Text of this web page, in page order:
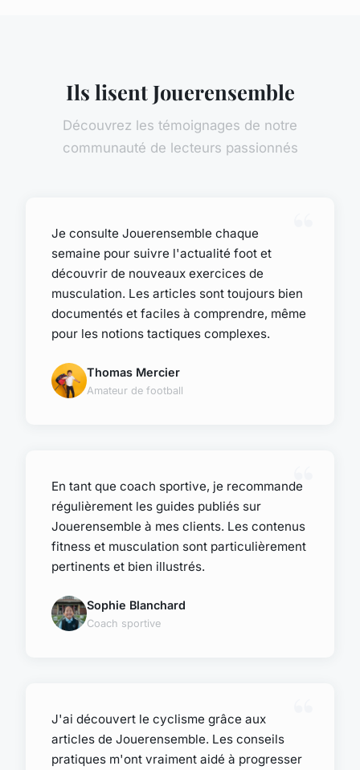
Ils lisent Jouerensemble
Découvrez les témoignages de notre
communauté de lecteurs passionnés
Je consulte Jouerensemble chaque
semaine pour suivre l'actualité foot et
découvrir de nouveaux exercices de
musculation. Les articles sont toujours bien
documentés et faciles à comprendre, même
pour les notions tactiques complexes.
Thomas Mercier
Amateur de football
En tant que coach sportive, je recommande
régulièrement les guides publiés sur
Jouerensemble à mes clients. Les contenus
fitness et musculation sont particulièrement
pertinents et bien illustrés.
Sophie Blanchard
Coach sportive
J'ai découvert le cyclisme grâce aux
articles de Jouerensemble. Les conseils
pratiques m'ont vraiment aidé à progresser